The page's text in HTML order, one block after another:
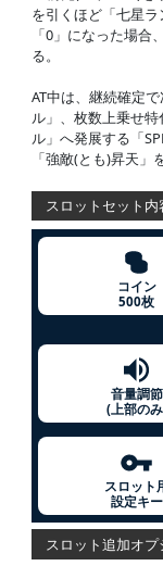
を引くほど「七星
「0」になった場
る。
AT中は、継続確定
ル」、枚数上乗せ
ル」へ発展する「
「強敵(とも)昇天」
スロットセット内
コイン
500枚
音量調節
(上部の
スロット
設定キー
スロット追加オプ